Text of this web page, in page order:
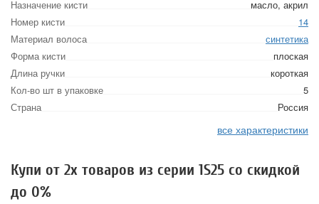
Назначение кисти
масло, акрил
Номер кисти
14
Материал волоса
синтетика
Форма кисти
плоская
Длина ручки
короткая
Кол-во шт в упаковке
5
Страна
Россия
все характеристики
Купи от 2х товаров из серии 1S25 со скидкой
до 0%